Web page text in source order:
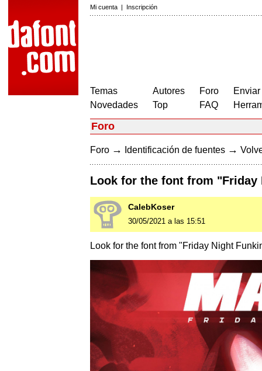
Mi cuenta | Inscripción
Temas
Novedades
Autores
Top
Foro
FAQ
Foro
Foro → Identificación de fuentes →
Look for the font from
CalebKoser
30/05/2021 a las 15:51
Look for the font from "Friday Night